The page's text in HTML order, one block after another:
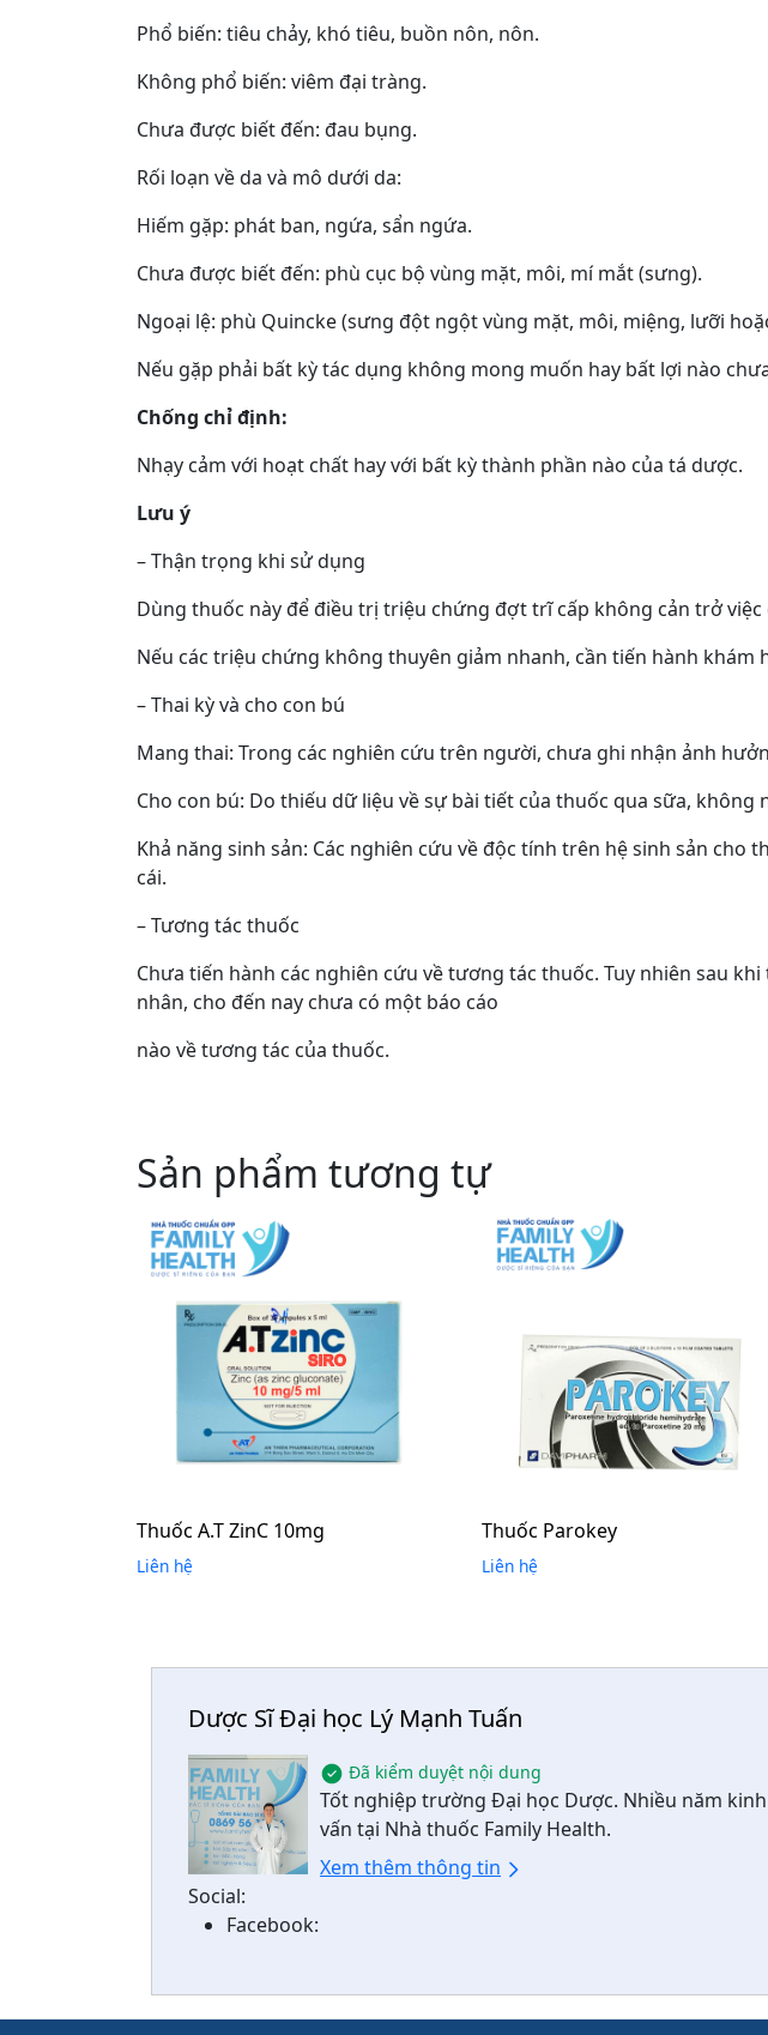
Phổ biến: tiêu chảy, khó tiêu, buồn nôn, nôn.
Không phổ biến: viêm đại tràng.
Chưa được biết đến: đau bụng.
Rối loạn về da và mô dưới da:
Hiếm gặp: phát ban, ngứa, sẩn ngứa.
Chưa được biết đến: phù cục bộ vùng mặt, môi, mí mắt (sưng).
Ngoại lệ: phù Quincke (sưng đột ngột vùng mặt, môi, miệng, lưỡi
Nếu gặp phải bất kỳ tác dụng không mong muốn hay bất lợi nào
Chống chỉ định:
Nhạy cảm với hoạt chất hay với bất kỳ thành phần nào của tá dược.
Lưu ý
– Thận trọng khi sử dụng
Dùng thuốc này để điều trị triệu chứng đợt trĩ cấp không cản trở
Nếu các triệu chứng không thuyên giảm nhanh, cần tiến hành
– Thai kỳ và cho con bú
Mang thai: Trong các nghiên cứu trên người, chưa ghi nhận ảnh
Cho con bú: Do thiếu dữ liệu về sự bài tiết của thuốc qua sữa,
Khả năng sinh sản: Các nghiên cứu về độc tính trên hệ sinh sản
cái.
– Tương tác thuốc
Chưa tiến hành các nghiên cứu về tương tác thuốc. Tuy nhiên sau
nhân, cho đến nay chưa có một báo cáo
nào về tương tác của thuốc.
Sản phẩm tương tự
Thuốc A.T ZinC 10mg
Liên hệ
Thuốc Parokey
Liên hệ
Dược Sĩ Đại học Lý Mạnh Tuấn
Đã kiểm duyệt nội dung
Tốt nghiệp trường Đại học Dược. Nhiều năm
vấn tại Nhà thuốc Family Health.
Xem thêm thông tin
Social:
Facebook: